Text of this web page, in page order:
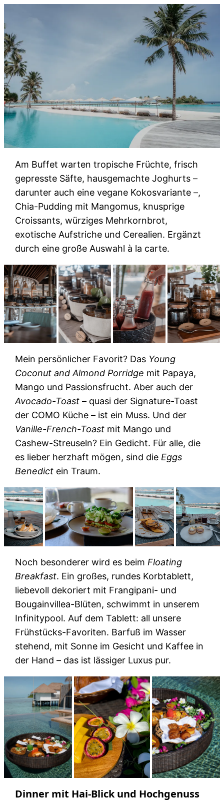
Am Buffet warten tropische Früchte, frisch
gepresste Säfte, hausgemachte Joghurts –
darunter auch eine vegane Kokosvariante –,
Chia-Pudding mit Mangomus, knusprige
Croissants, würziges Mehrkornbrot,
exotische Aufstriche und Cerealien. Ergänzt
durch eine große Auswahl à la carte.
Mein persönlicher Favorit? Das Young
Coconut and Almond Porridge mit Papaya,
Mango und Passionsfrucht. Aber auch der
Avocado-Toast – quasi der Signature-Toast
der COMO Küche – ist ein Muss. Und der
Vanille-French-Toast mit Mango und
Cashew-Streuseln? Ein Gedicht. Für alle, die
es lieber herzhaft mögen, sind dieEggs
Benedict ein Traum.
Noch besonderer wird es beim Floating
Breakfast. Ein großes, rundes Korbtablett,
liebevoll dekoriert mit Frangipani- und
Bougainvillea-Blüten, schwimmt in unserem
Infinitypool. Auf dem Tablett: all unsere
Frühstücks-Favoriten. Barfuß im Wasser
stehend, mit Sonne im Gesicht und Kaffee in
der Hand – das ist lässiger Luxus pur.
Dinner mit Hai-Blick und Hochgenuss